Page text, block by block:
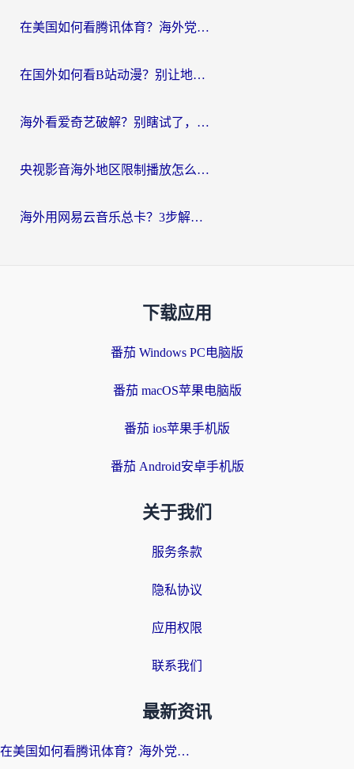
在美国如何看腾讯体育？海外党解锁NBA欧洲杯直播的终极攻略
在国外如何看B站动漫？别让地区限制打断你的追番节奏
海外看爱奇艺破解？别瞎试了，这才是留学生华人追剧看球的正确打开方式
央视影音海外地区限制播放怎么办？海外党亲测有效的回国加速指南
海外用网易云音乐总卡？3步解决版权限制+卡顿，还能听喜马拉雅！
下载应用
番茄 Windows PC电脑版
番茄 macOS苹果电脑版
番茄 ios苹果手机版
番茄 Android安卓手机版
关于我们
服务条款
隐私协议
应用权限
联系我们
最新资讯
在美国如何看腾讯体育？海外党解锁NBA欧洲杯直播的终极攻略